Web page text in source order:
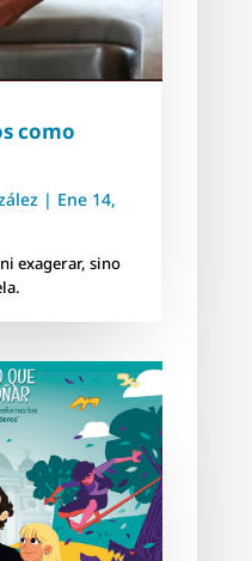
como
| Ene 14,
exagerar, sino